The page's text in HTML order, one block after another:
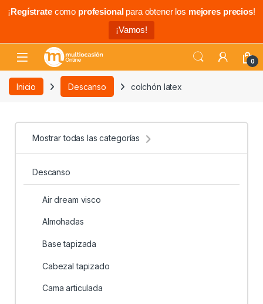
¡Regístratecomo profesionalpara obtener los mejores precios!
¡Vamos!
0
Inicio Descanso colchón latex
Mostrar todas las categorías
Descanso
Air dream visco
Almohadas
Base tapizada
Cabezal tapizado
Cama articulada